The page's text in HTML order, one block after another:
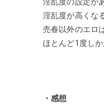
淫乱度が高くな
売春以外のエロ
ほとんど1度し
・感想